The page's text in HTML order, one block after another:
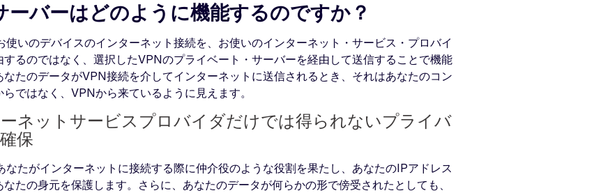
ーバーはどのように機能するのですか？
使いのデバイスのインターネット接続を、お使いのインターネット・サービス・プロバイ
するのではなく、選択したVPNのプライベート・サーバーを経由して送信することで機能
なたのデータがVPN接続を介してインターネットに送信されるとき、それはあなたのコン
らではなく、VPNから来ているように見えます。
ネットサービスプロバイダだけでは得られないプライバ
保
なたがインターネットに接続する際に仲介役のような役割を果たし、あなたのIPアドレス
なたの身元を保護します。さらに、あなたのデータが何らかの形で傍受されたとしても、